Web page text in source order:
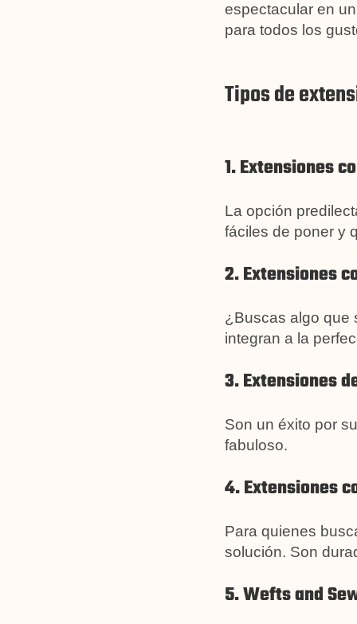
espectacular en
para todos los
Tipos de
1. Extensiones
La opción
fáciles de poner y
2. Extensiones
¿Buscas algo que
integran a la
3. Extensiones
Son un éxito por
fabuloso.
4. Extensiones
Para quienes
solución. Son
5. Wefts and